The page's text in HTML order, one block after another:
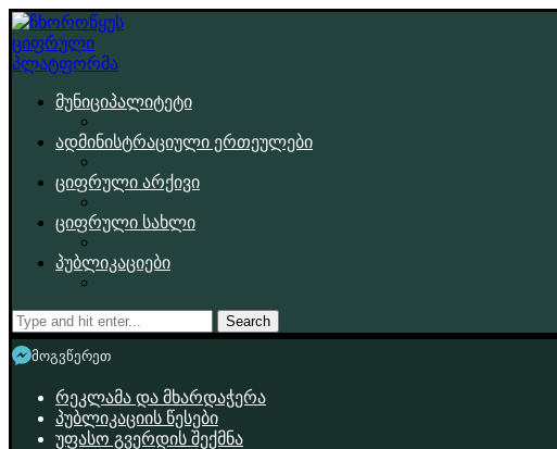
მუნიციპალიტეტი
ადმინისტრაციული ერთეულები
ციფრული არქივი
ციფრული სახლი
პუბლიკაციები
Search
მოგვწერეთ
რეკლამა და მხარდაჭერა
პუბლიკაციის წესები
უფასო გვერდის შექმნა